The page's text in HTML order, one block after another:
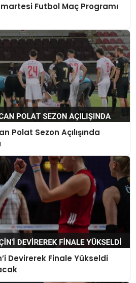
Futbol Maç Programı
Polat Sezon Açılışında
Devirerek Finale Yükseldi